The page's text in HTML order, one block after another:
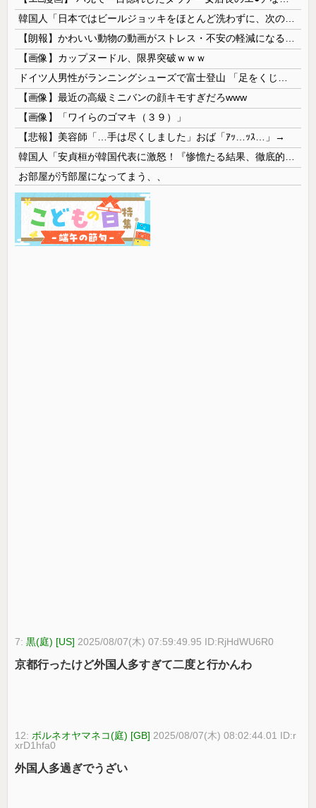
【画像】カップヌードル、限界突破ｗｗｗ
【画像】最近の高級ミニバンの顔キモすぎだろwww
【画像】「ワイらのゴマキ（３９）」
【悲報】美容師「…手は尽くしました」おば「ｱｯ…ｯｽ…」→
お部屋が汚部屋になってまう、、
7:黒(庭) [US] 2025/08/07(木) 07:59:49.95 ID:RjHdWU6R0
京都行ったけど外国人多すぎて二度と行かんわ
12: ボルネオヤマネコ(庭) [GB] 2025/08/07(木) 08:02:44.01 ID:r
xrD1hfa0
外国人多過ぎでうざい